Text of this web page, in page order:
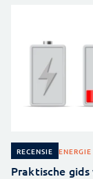
RECENSIE ENERGIE
Praktische